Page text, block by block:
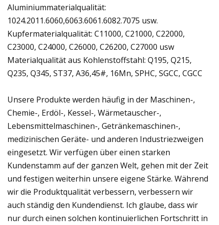
Aluminiummaterialqualität:
1024.2011.6060,6063.6061.6082.7075 usw.
Kupfermaterialqualität: C11000, C21000, C22000,
C23000, C24000, C26000, C26200, C27000 usw
Materialqualität aus Kohlenstoffstahl: Q195, Q215,
Q235, Q345, ST37, A36,45#, 16Mn, SPHC, SGCC, CGCC
Unsere Produkte werden häufig in der Maschinen-,
Chemie-, Erdöl-, Kessel-, Wärmetauscher-,
Lebensmittelmaschinen-, Getränkemaschinen-,
medizinischen Geräte- und anderen Industriezweigen
eingesetzt. Wir verfügen über einen starken
Kundenstamm auf der ganzen Welt, gehen mit der Zeit
und festigen weiterhin unsere eigene Stärke. Während
wir die Produktqualität verbessern, verbessern wir
auch ständig den Kundendienst. Ich glaube, dass wir
nur durch einen solchen kontinuierlichen Fortschritt in